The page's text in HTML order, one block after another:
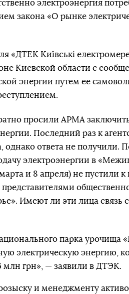
электроэнергия
закона «О рынке
«ДТЕК Київські
Киевской области с
энергии путем ее
просили АРМА
Последний раз к
однако ответа не получили.
электроэнергии в
и 8 апреля) не пустили к
Имеют ли эти лица связь
парка урочища
электрическую энергию,
млн грн», — заявили в ДТЭК.
и менеджменту